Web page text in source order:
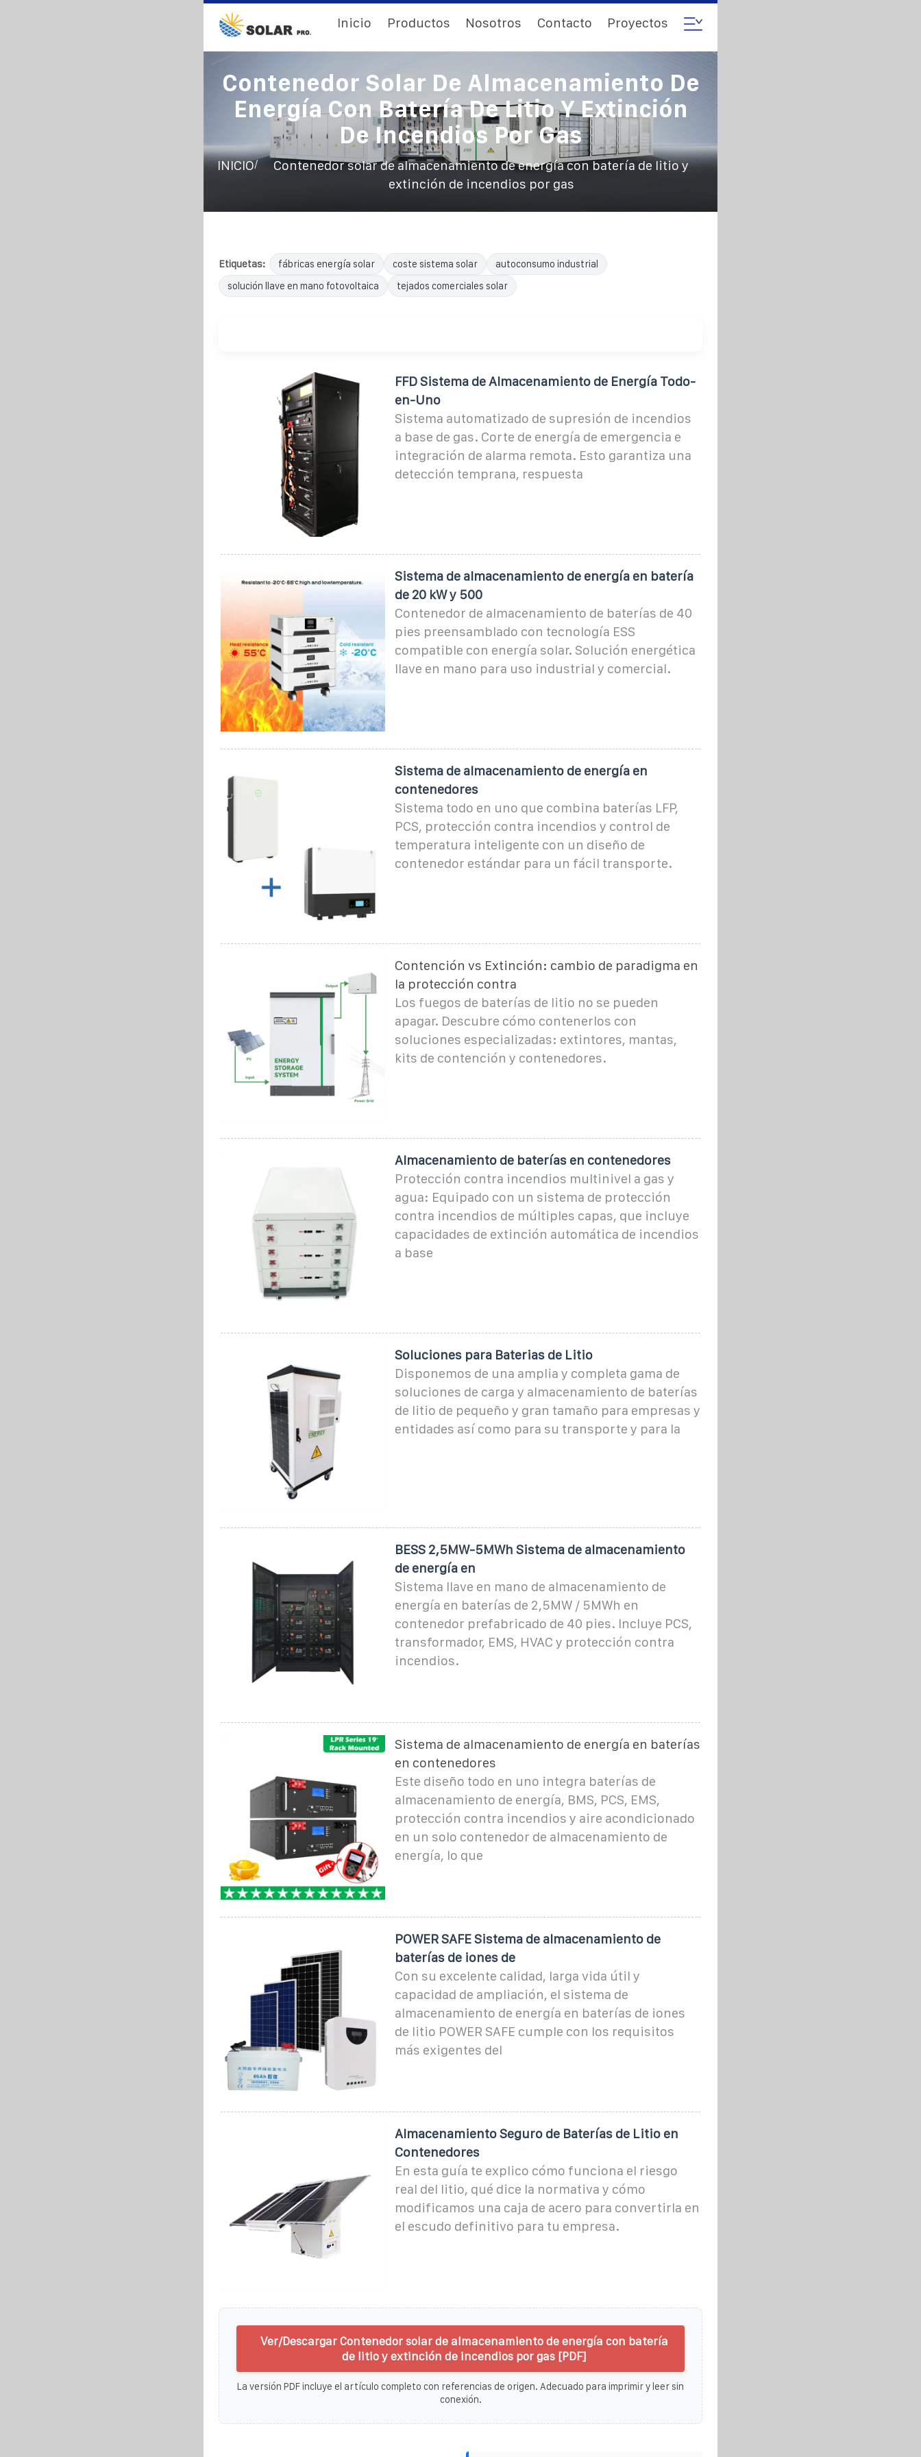
Inicio Productos Nosotros Contacto Proyectos
Contenedor Solar De Almacenamiento De
Energía Con Batería De Litio Y Extinción
De Incendios Por Gas
INICIO/
Contenedor solar de almacenamiento de energía con batería de litio y
extinción de incendios por gas
Etiquetas: fábricas energía solar coste sistema solar
autoconsumo industrial
solución llave en mano fotovoltaica
tejados comerciales solar
FFD Sistema de Almacenamiento de Energía Todo-
en-Uno
Sistema automatizado de supresión de incendios
a base de gas. Corte de energía de emergencia e
integración de alarma remota. Esto garantiza una
detección temprana, respuesta
Sistema de almacenamiento de energía en batería
de 20 kW y 500
Contenedor de almacenamiento de baterías de 40
pies preensamblado con tecnología ESS
compatible con energía solar. Solución energética
llave en mano para uso industrial y comercial.
Sistema de almacenamiento de energía en
contenedores
Sistema todo en uno que combina baterías LFP,
PCS, protección contra incendios y control de
temperatura inteligente con un diseño de
contenedor estándar para un fácil transporte.
Contención vs Extinción: cambio de paradigma en
la protección contra
Los fuegos de baterías de litio no se pueden
apagar. Descubre cómo contenerlos con
soluciones especializadas: extintores, mantas,
kits de contención y contenedores.
Almacenamiento de baterías en contenedores
Protección contra incendios multinivel a gas y
agua: Equipado con un sistema de protección
contra incendios de múltiples capas, que incluye
capacidades de extinción automática de incendios
a base
Soluciones para Baterias de Litio
Disponemos de una amplia y completa gama de
soluciones de carga y almacenamiento de baterías
de litio de pequeño y gran tamaño para empresas y
entidades así como para su transporte y para la
BESS 2,5MW-5MWh Sistema de almacenamiento
de energía en
Sistema llave en mano de almacenamiento de
energía en baterías de 2,5MW / 5MWh en
contenedor prefabricado de 40 pies. Incluye PCS,
transformador, EMS, HVAC y protección contra
incendios.
Sistema de almacenamiento de energía en baterías
en contenedores
Este diseño todo en uno integra baterías de
almacenamiento de energía, BMS, PCS, EMS,
protección contra incendios y aire acondicionado
en un solo contenedor de almacenamiento de
energía, lo que
POWER SAFE Sistema de almacenamiento de
baterías de iones de
Con su excelente calidad, larga vida útil y
capacidad de ampliación, el sistema de
almacenamiento de energía en baterías de iones
de litio POWER SAFE cumple con los requisitos
más exigentes del
Almacenamiento Seguro de Baterías de Litio en
Contenedores
En esta guía te explico cómo funciona el riesgo
real del litio, qué dice la normativa y cómo
modificamos una caja de acero para convertirla en
el escudo definitivo para tu empresa.
Ver/Descargar Contenedor solar de almacenamiento de energía con batería
de litio y extinción de incendios por gas [PDF]
La versión PDF incluye el artículo completo con referencias de origen. Adecuado para imprimir y leer sin
conexión.